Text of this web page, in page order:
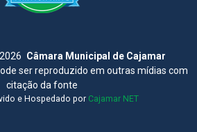
Câmara Municipal de Cajamar
ser reproduzido em outras mídias com
citação da fonte
e Hospedado por Cajamar NET